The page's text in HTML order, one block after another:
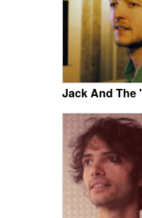
Jack And The '